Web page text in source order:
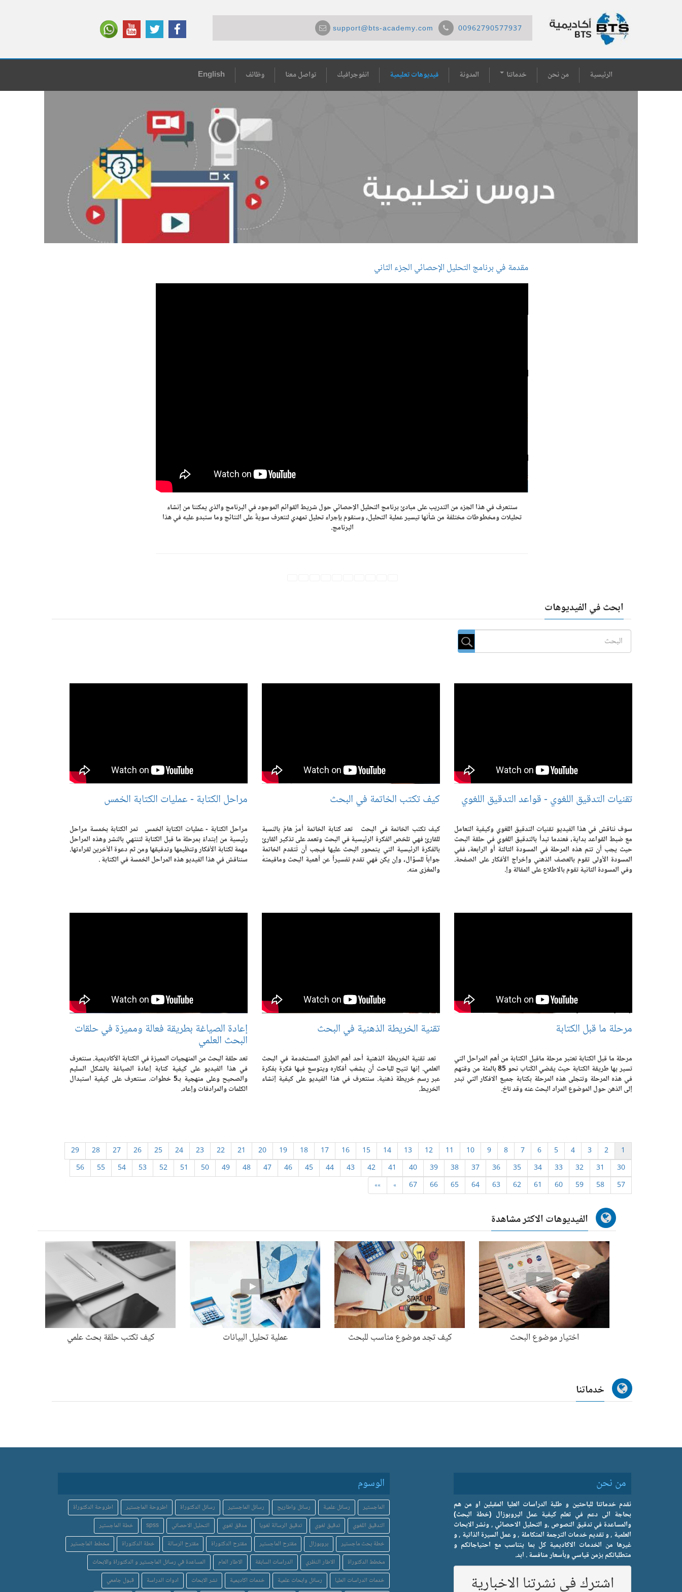
00962790577937
support@bts-academy.com
الرئيسية من نحن خدماتنا المدونة فيديوهات تعليمية انفوجرافيك تواصل معنا وظائف English
مقدمة في برنامج التحليل الإحصائي الجزء الثاني
سنتعرف في هذا الجزء من التدريب على مبادئ برنامج التحليل الإحصائي حول شريط القوائم الموجود في البرنامج والذي يمكننا من إنشاء
تحليلات ومخطوطات مختلفة من شأنها تيسير عملية التحليل، وسنقوم بإجراء تحليل تمهدي لنتعرف سويةً على النتائج وما ستبدو عليه في هذا
البرنامج.
ابحث في الفيديوهات
تقنيات التدقيق اللغوي - قواعد التدقيق اللغوي
سوف نناقش في هذا الفيديو تقنيات التدقيق اللغوي وكيفية التعامل
مع ضبط القواعد بداية، فعندما تبدأ بالتدقيق اللغوي في حلقة البحث
حيث يجب أن تتم هذه المرحلة في المسودة الثالثة أو الرابعة، ففي
المسودة الأولى تقوم بالعصف الذهني وإخراج الأفكار على الصفحة.
وفي المسودة الثانية تقوم بالاطلاع على المقالة وإ.
كيف تكتب الخاتمة في البحث
كيف تكتب الخاتمة في البحث تعد كتابة الخاتمة أمرٌ هامٌ بالنسبة
للقارئ فهي تلخص الفكرة الرئيسية في البحث وتعمد على تذكير القارئ
بالفكرة الرئيسية التي يتمحور البحث عليها فيجب أن تُتقدم الخاتمة
جواباً للسؤال، وإن يكن فهي تقدم تفسيراً عن أهمية البحث وماقيمتهُ
والمغزى منه.
مراحل الكتابة - عمليات الكتابة الخمس
مراحل الكتابة - عمليات الكتابة الخمس تمر الكتابة بخمسة مراحل
رئيسية من إبتداءً بمرحلة ما قبل الكتابة لتنتهي بالنشر وهذه المراحل
مهمة لكتابة الأفكار وتنظيمها وتدقيقها ومن ثم دعوة الأخرين لقراءتها.
سنناقش في هذا الفيديو هذه المراحل الخمسة في الكتابة .
مرحلة ما قبل الكتابة
مرحلة ما قبل الكتابة تعتبر مرحلة ماقبل الكتابة من أهم المراحل التي
تسير بها طريقة الكتابة حيث يقضي الكُتاب نحو 85 بالمئة من وقتهم
في هذه المرحلة وتتجلى هذه المرحلة بكتابة جميع الافكار التي تبدر
إلى الذهن حول الموضوع المراد البحث عنه وقد تاخ.
تقنية الخريطة الذهنية في البحث
تعد تقنية الخريطة الذهنية أحد أهم الطرق المستخدمة في البحث
العلمي. إنها تتيح للباحث أن يشعّب أفكاره ويتوسع فيها فكرة بفكرة
عبر رسم خريطة ذهنية. سنتعرف في هذا الفيديو على كيفية إنشاء
الخريط.
إعادة الصياغة بطريقة فعالة ومميزة في حلقات
البحث العلمي
تعد حلقة البحث من المنهجيات المميزة في الكتابة الأكاديمية. سنتعرف
في هذا الفيديو على كيفية كتابة إعادة الصياغة بالشكل السليم
والصحيح وعلى منهجية بـ5 خطوات. سنتعرف على كيفية استبدال
الكلمات والمرادفات وإعاد.
1
2
3
4
5
6
7
8
9
10
11
12
13
14
15
16
17
18
19
20
21
22
23
24
25
26
27
28
29
30
31
32
33
34
35
36
37
38
39
40
41
42
43
44
45
46
47
48
49
50
51
52
53
54
55
56
57
58
59
60
61
62
63
64
65
66
67
»
»»
الفيديوهات الاكثر مشاهدة
اختيار موضوع البحث كيف تجد موضوع مناسب للبحث عملية تحليل البيانات كيف تكتب حلقة بحث علمي
خدماتنا
من نحن
نقدم خدماتنا للباحثين و طلبة الدراسات العليا المقبلين او من هم
بحاجة الى دعم في تعلم كيفية عمل البروبوزال (خطة البحث)
والمساعدة في تدقيق النصوص ,و التحليل الاحصائي , ونشر الابحاث
العلمية , و تقديم خدمات الترجمة المتكاملة , و عمل السيرة الذاتية , و
غيرها من الخدمات الاكاديمية كل بما يتناسب مع احتياجاتكم و
متطلباتكم بزمن قياسي وبأسعار منافسة . ابد.
اشترك في نشرتنا الاخبارية
الوسوم
الماجستير رسائل علمية رسائل واطاريح رسائل الماجستير رسائل الدكتوراة اطروحة الماجستير
اطروحة الدكتوراة
التدقيق اللغوي
تدقيق لغوي تدقيق الرسالة لغويا مدقق لغوي التحليل الاحصائي spss
خطة الماجستير
خطة بحث ماجستير
بروبوزال مقترح الماجستير مقترح الدكتوراة مقترح الرسالة خطة الدكتوراة
مخطط الماجستير
مخطط الدكتوراة
الاطار النظري الدراسات السابقة الاطار العام
المساعدة في رسائل الماجستير و الدكتوراة والابحاث
خدمات الدراسات العليا
رسائل وابحاث علمية خدمات اكاديمية نشر الابحاث ادوات الدراسة قبول جامعي